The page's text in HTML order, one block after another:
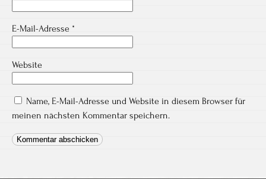
E-Mail-Adresse *
Website
Name, E-Mail-Adresse und Website in diesem Browser für
meinen nächsten Kommentar speichern.